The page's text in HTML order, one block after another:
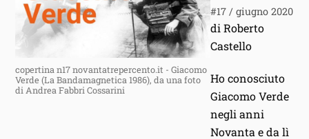
copertina n17 novantatrepercento.it - Giacomo
Verde (La Bandamagnetica 1986), da una foto
di Andrea Fabbri Cossarini
#17 / giugno 2020
di Roberto
Castello
Ho conosciuto
Giacomo Verde
negli anni
Novanta e da lì